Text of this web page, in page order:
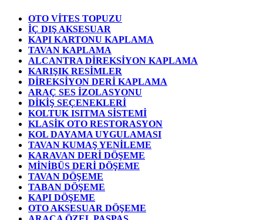
OTO VİTES TOPUZU
İÇ DIŞ AKSESUAR
KAPI KARTONU KAPLAMA
TAVAN KAPLAMA
ALCANTRA DİREKSİYON KAPLAMA
KARIŞIK RESİMLER
DİREKSİYON DERİ KAPLAMA
ARAÇ SES İZOLASYONU
DİKİŞ SEÇENEKLERİ
KOLTUK ISITMA SİSTEMİ
KLASİK OTO RESTORASYON
KOL DAYAMA UYGULAMASI
TAVAN KUMAŞ YENİLEME
KARAVAN DERİ DÖŞEME
MİNİBÜS DERİ DÖŞEME
TAVAN DÖŞEME
TABAN DÖŞEME
KAPI DÖŞEME
OTO AKSESUAR DÖŞEME